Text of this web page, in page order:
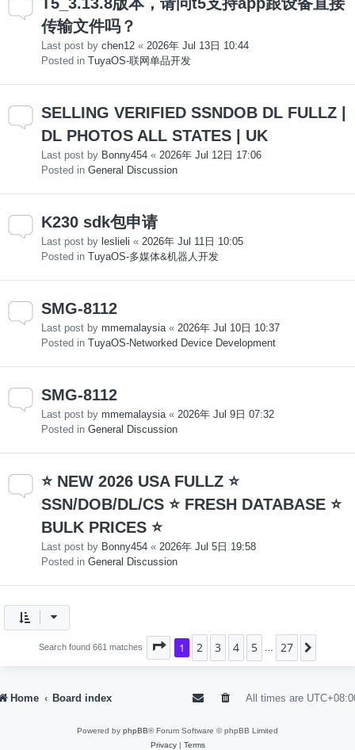
传输文件吗？
Last post by chen12 « 2026年 Jul 13日 10:44
Posted in TuyaOS-联网单品开发
SELLING VERIFIED SSNDOB DL FULLZ |
DL PHOTOS ALL STATES | UK
Last post by Bonny454 « 2026年 Jul 12日 17:06
Posted in General Discussion
K230 sdk包申请
Last post by leslieli « 2026年 Jul 11日 10:05
Posted in TuyaOS-多媒体&机器人开发
SMG-8112
Last post by mmemalaysia « 2026年 Jul 10日 10:37
Posted in TuyaOS-Networked Device Development
SMG-8112
Last post by mmemalaysia « 2026年 Jul 9日 07:32
Posted in General Discussion
⭐ NEW 2026 USA FULLZ ⭐
SSN/DOB/DL/CS ⭐ FRESH DATABASE ⭐
BULK PRICES ⭐
Last post by Bonny454 « 2026年 Jul 5日 19:58
Posted in General Discussion
Search found 661 matches Page 1of27
1 2 3 4 5 27
Home Board index All times are
Powered by phpBB® Forum Software © phpBB Limited
Privacy| Terms